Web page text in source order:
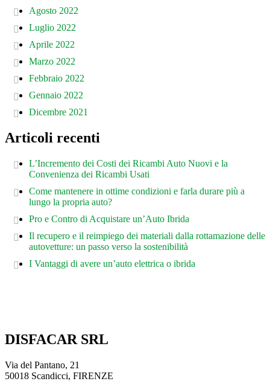
Agosto 2022
Luglio 2022
Aprile 2022
Marzo 2022
Febbraio 2022
Gennaio 2022
Dicembre 2021
Articoli recenti
L’Incremento dei Costi dei Ricambi Auto Nuovi e la
Convenienza dei Ricambi Usati
Come mantenere in ottime condizioni e farla durare più a
lungo la propria auto?
Pro e Contro di Acquistare un’Auto Ibrida
Il recupero e il reimpiego dei materiali dalla rottamazione delle
autovetture: un passo verso la sostenibilità
I Vantaggi di avere un’auto elettrica o ibrida
DISFACAR SRL
Via del Pantano, 21
50018 Scandicci, FIRENZE